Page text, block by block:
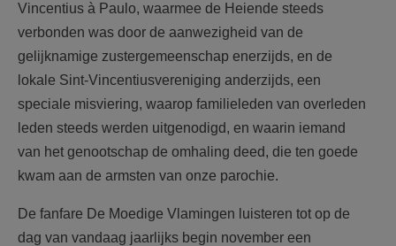
Vincentius à Paulo, waarmee de Heiende steeds
verbonden was door de aanwezigheid van de
gelijknamige zustergemeenschap enerzijds, en de
lokale Sint-Vincentiusvereniging anderzijds, een
speciale misviering, waarop familieleden van overleden
leden steeds werden uitgenodigd, en waarin iemand
van het genootschap de omhaling deed, die ten goede
kwam aan de armsten van onze parochie.
De fanfare De Moedige Vlamingen luisteren tot op de
dag van vandaag jaarlijks begin november een